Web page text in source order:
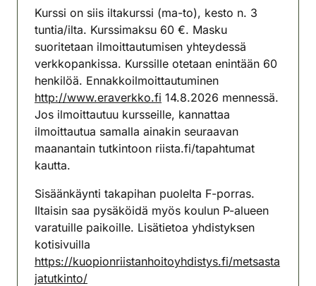
Kurssi on siis iltakurssi (ma-to), kesto n. 3
tuntia/ilta. Kurssimaksu 60 €. Masku
suoritetaan ilmoittautumisen yhteydessä
verkkopankissa. Kurssille otetaan enintään 60
henkilöä. Ennakkoilmoittautuminen
http://www.eraverkko.fi 14.8.2026 mennessä.
Jos ilmoittautuu kursseille, kannattaa
ilmoittautua samalla ainakin seuraavan
maanantain tutkintoon riista.fi/tapahtumat
kautta.
Sisäänkäynti takapihan puolelta F-porras.
Iltaisin saa pysäköidä myös koulun P-alueen
varatuille paikoille. Lisätietoa yhdistyksen
kotisivuilla
https://kuopionriistanhoitoyhdistys.fi/metsasta
jatutkinto/